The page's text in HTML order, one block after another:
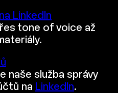
LinkedIn
tone of voice až
naše služba správy
na LinkedIn.